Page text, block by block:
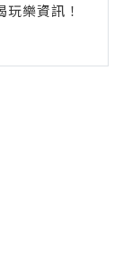
樂資訊！